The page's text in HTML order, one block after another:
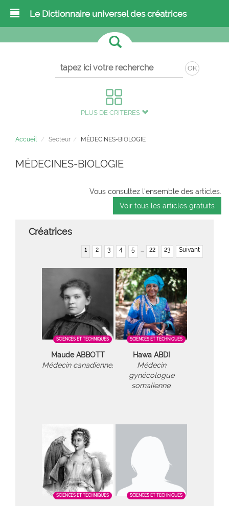
Le Dictionnaire universel des créatrices
OK
PLUS DE CRITÈRES
Accueil Secteur MÉDECINES-BIOLOGIE
MÉDECINES-BIOLOGIE
Vous consultez l'ensemble des articles.
Voir tous les articles gratuits
Créatrices
1 2 3 4 5 ... 22 23 Suivant
SCIENCES ET TECHNIQUES
Maude ABBOTT
Médecin canadienne.
SCIENCES ET TECHNIQUES
Hawa ABDI
Médecin
gynécologue
somalienne.
SCIENCES ET TECHNIQUES SCIENCES ET TECHNIQUES